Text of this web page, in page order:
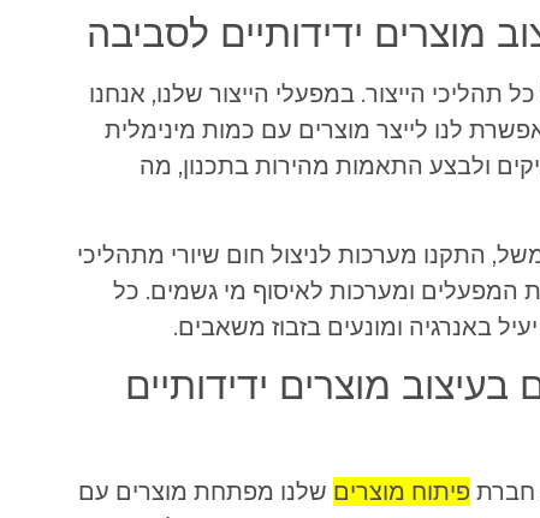
מוצרים ידידותיים לסביבה
הייצור. במפעלי הייצור שלנו, אנחנו
לנו לייצר מוצרים עם כמות מינימלית
ולבצע התאמות מהירות בתכנון, מה
התקנו מערכות לניצול חום שיורי מתהליכי
המפעלים ומערכות לאיסוף מי גשמים. כל
באנרגיה ומונעים בזבוז משאבים.
בעיצוב מוצרים ידידותיים
חברת פיתוח מוצרים שלנו מפתחת מוצרים עם